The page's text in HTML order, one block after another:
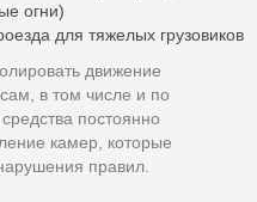
огни)
для тяжелых грузовиков
движение
в том числе и по
постоянно
камер, которые
правил.